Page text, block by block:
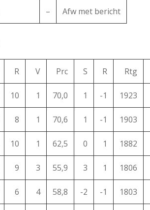
– Afw met bericht
R V Prc S R Rtg
10 1 70,0 1 -1 1923
8 1 70,6 1 -1 1903
10 1 62,5 0 1 1882
9 3 55,9 3 1 1806
6 4 58,8 -2 -1 1803